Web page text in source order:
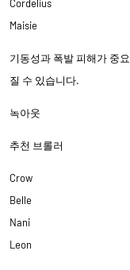
Cordelius
Maisie
기동성과 폭발 피해가 중
질 수 있습니다.
녹아웃
추천 브롤러
Crow
Belle
Nani
Leon